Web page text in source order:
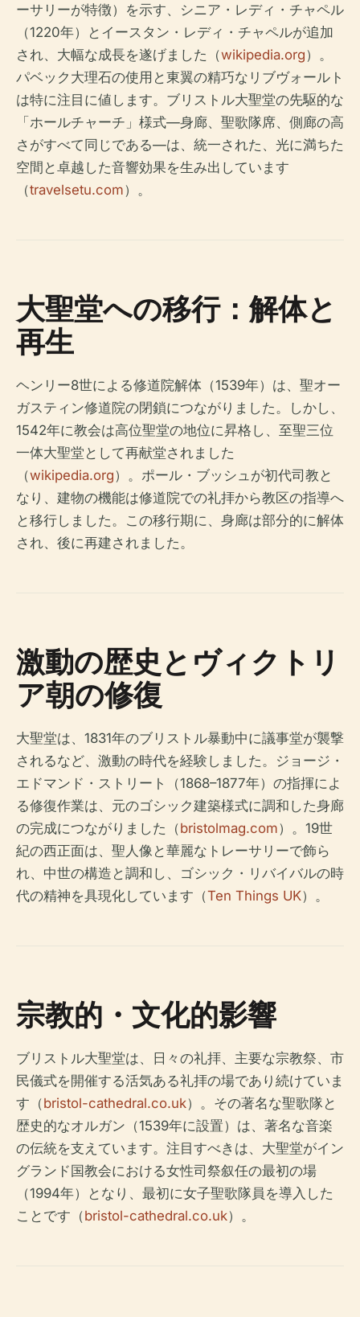
ーサリーが特徴）を示す、シニア・レディ・チャペル
（1220年）とイースタン・レディ・チャペルが追加
され、大幅な成長を遂げました（wikipedia.org）。
パベック大理石の使用と東翼の精巧なリブヴォールト
は特に注目に値します。ブリストル大聖堂の先駆的な
「ホールチャーチ」様式—身廊、聖歌隊席、側廊の高
さがすべて同じである—は、統一された、光に満ちた
空間と卓越した音響効果を生み出しています
（travelsetu.com）。
大聖堂への移行：解体と
再生
ヘンリー8世による修道院解体（1539年）は、聖オー
ガスティン修道院の閉鎖につながりました。しかし、
1542年に教会は高位聖堂の地位に昇格し、至聖三位
一体大聖堂として再献堂されました
（wikipedia.org）。ポール・ブッシュが初代司教と
なり、建物の機能は修道院での礼拝から教区の指導へ
と移行しました。この移行期に、身廊は部分的に解体
され、後に再建されました。
激動の歴史とヴィクトリ
ア朝の修復
大聖堂は、1831年のブリストル暴動中に議事堂が襲撃
されるなど、激動の時代を経験しました。ジョージ・
エドマンド・ストリート（1868–1877年）の指揮によ
る修復作業は、元のゴシック建築様式に調和した身廊
の完成につながりました（bristolmag.com）。19世
紀の西正面は、聖人像と華麗なトレーサリーで飾ら
れ、中世の構造と調和し、ゴシック・リバイバルの時
代の精神を具現化しています（Ten Things UK）。
宗教的・文化的影響
ブリストル大聖堂は、日々の礼拝、主要な宗教祭、市
民儀式を開催する活気ある礼拝の場であり続けていま
す（bristol-cathedral.co.uk）。その著名な聖歌隊と
歴史的なオルガン（1539年に設置）は、著名な音楽
の伝統を支えています。注目すべきは、大聖堂がイン
グランド国教会における女性司祭叙任の最初の場
（1994年）となり、最初に女子聖歌隊員を導入した
ことです（bristol-cathedral.co.uk）。